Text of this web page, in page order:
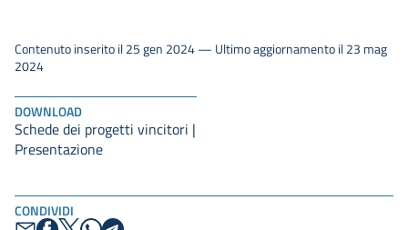
CONDIVIDI
DOWNLOAD
Schede dei progetti vincitori |
Presentazione
Contenuto inserito il 25 gen 2024 — Ultimo aggiornamento il 23 mag
2024